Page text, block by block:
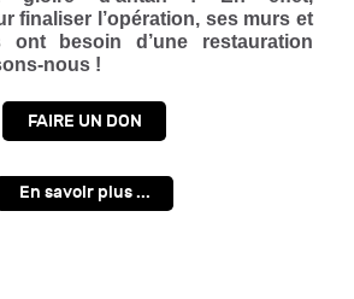
finaliser l’opération, ses murs et
ont besoin d’une restauration
nous !
FAIRE UN DON
En savoir plus ...